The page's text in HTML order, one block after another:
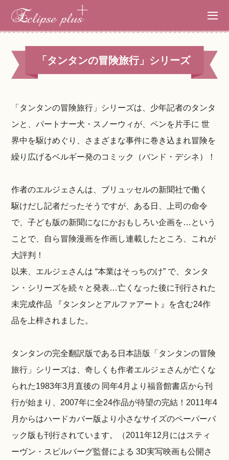
「タンタンの冒険旅行」シリーズ
「タンタンの冒険旅行」シリーズは、少年記者のタンタ
ンと、パートナー犬・スノーウィが、ペンを片手に 世
界中を駆けめぐり、さまざまな事件に巻き込まれ冒険を
繰り広げるベルギー発のコミック（バンド・デシネ）！
作者のエルジェさんは、ブリュッセルの新聞社で働く
駆けだし記者だったそうですが、ある日、上司の命令
で、子ども版の新聞になにかおもしろい企画を…という
ことで、自ら冒険漫画を作画し連載したところ、これが
大評判！
以来、エルジェさんは “本業はそっちのけ” で、タンタ
ン・シリーズを続々と発表…亡くなった後に刊行された
未完成作品 『タンタンとアルファアート』を含む24作
品を上梓されました。
タンタンの完全翻訳版である日本語版「タンタンの冒険
旅行」シリーズは、奇しくも作者エルジェさんが亡くな
られた1983年3月直後の 同年4月より福音館書店から刊
行が始まり、2007年に全24作品が待望の完結！2011年4
月からはハードカバー版より小さなサイズのペーパーバ
ック版も刊行されています。（2011年12月にはスティ
ーヴン・スピルバーグ監督による 3D実写映画も公開さ